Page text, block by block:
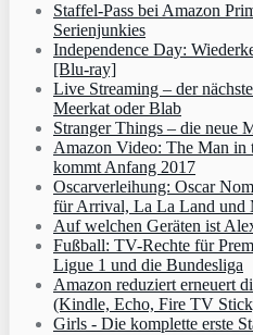
Staffel-Pass bei Amazon
Serienjunkies
Independence Day:
[Blu-ray]
Live Streaming – der
Meerkat oder Blab
Stranger Things – die neue
Amazon Video: The Man in
kommt Anfang 2017
Oscarverleihung: Oscar
für Arrival, La La Land und
Auf welchen Geräten ist
Fußball: TV-Rechte für
Ligue 1 und die Bundesliga
Amazon reduziert erneuert
(Kindle, Echo, Fire TV
Girls - Die komplette erste